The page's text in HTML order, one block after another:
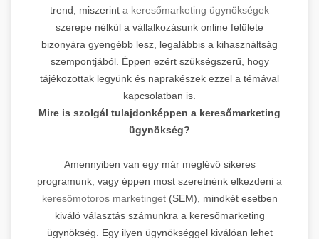
trend, miszerint a keresőmarketing ügynökségek
szerepe nélkül a vállalkozásunk online felülete
bizonyára gyengébb lesz, legalábbis a kihasználtság
szempontjából. Éppen ezért szükségszerű, hogy
tájékozottak legyünk és naprakészek ezzel a témával
kapcsolatban is.
Mire is szolgál tulajdonképpen a keresőmarketing
ügynökség?
Amennyiben van egy már meglévő sikeres
programunk, vagy éppen most szeretnénk elkezdeni a
keresőmotoros marketinget(SEM), mindkét esetben
kiváló választás számunkra a keresőmarketing
ügynökség. Egy ilyen ügynökséggel kiválóan lehet